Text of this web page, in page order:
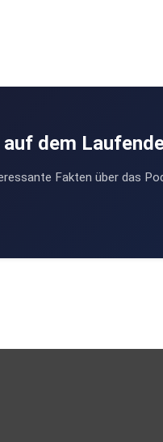
dem
Fakten über das